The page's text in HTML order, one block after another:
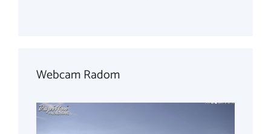
Webcam Radom